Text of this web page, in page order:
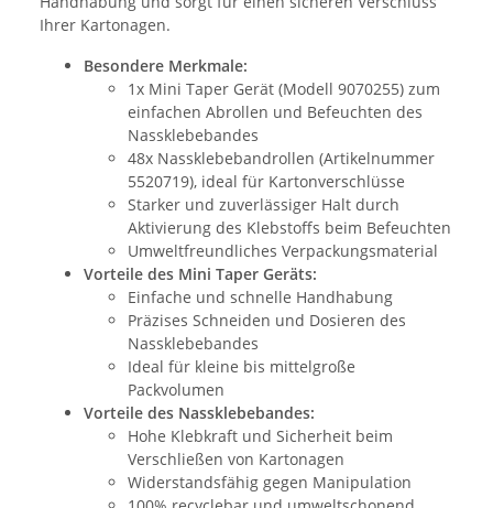
Ihrer Kartonagen.
Besondere Merkmale:
1x Mini Taper Gerät (Modell 9070255) zum
einfachen Abrollen und Befeuchten des
Nassklebebandes
48x Nassklebebandrollen (Artikelnummer
5520719), ideal für Kartonverschlüsse
Starker und zuverlässiger Halt durch
Aktivierung des Klebstoffs beim Befeuchten
Umweltfreundliches Verpackungsmaterial
Vorteile des Mini Taper Geräts:
Einfache und schnelle Handhabung
Präzises Schneiden und Dosieren des
Nassklebebandes
Ideal für kleine bis mittelgroße
Packvolumen
Vorteile des Nassklebebandes:
Hohe Klebkraft und Sicherheit beim
Verschließen von Kartonagen
Widerstandsfähig gegen Manipulation